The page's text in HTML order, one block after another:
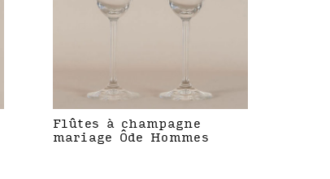
Flûtes à champagne
mariage Ôde Hommes